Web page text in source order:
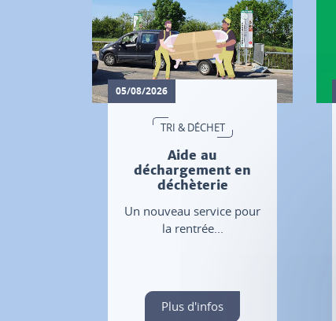
05/08/2026
TRI & DÉCHET
Aide au
déchargement en
déchèterie
Un nouveau service pour
la rentrée...
Plus d'infos